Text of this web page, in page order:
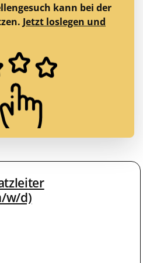
kann bei der
Jetzt loslegen und
w/d)